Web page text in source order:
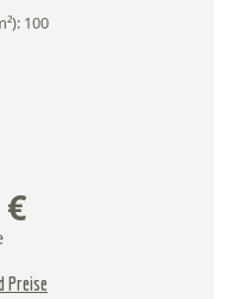
100
Preise